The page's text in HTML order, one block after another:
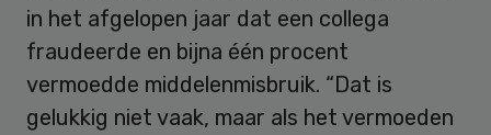
in het afgelopen jaar dat een collega
fraudeerde en bijna één procent
vermoedde middelenmisbruik. “Dat is
gelukkig niet vaak, maar als het vermoeden